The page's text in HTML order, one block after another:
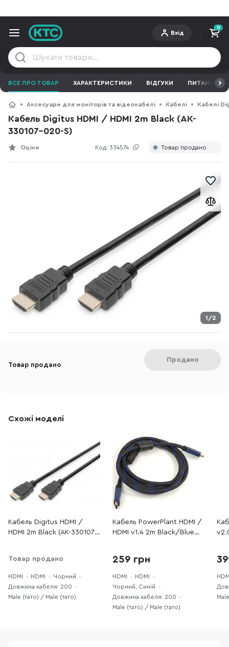
Вхід
0
ВСЕ ПРО ТОВАР ХАРАКТЕРИСТИКИ ВІДГУКИ ПИТАННЯ ТА
Аксесуари для моніторів та відеокабелі Кабелі Кабелі
Кабель Digitus HDMI / HDMI 2m Black (AK-
330107-020-S)
Код: 334574
Оціни Товар продано
1/2
Товар продано
Продано
Схожі моделі
Кабель Digitus HDMI /
HDMI 2m Black (AK-330107-
Товар продано
HDMI HDMI
Чорний
Довжина кабеля: 200
Male (тато) / Male (тато)
Кабель PowerPlant HDMI /
HDMI v1.4 2m Black/Blue
259 грн
HDMI
HDMI
Чорний, Синій
Довжина кабеля: 200
Male (тато) / Male (тато)